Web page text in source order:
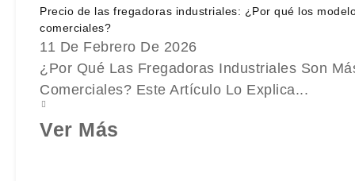
Precio de las fregadoras industriales: ¿Por qué los
comerciales?
11 De Febrero De 2026
¿Por Qué Las Fregadoras Industriales Son
Comerciales? Este Artículo Lo Explica...
Ver Más